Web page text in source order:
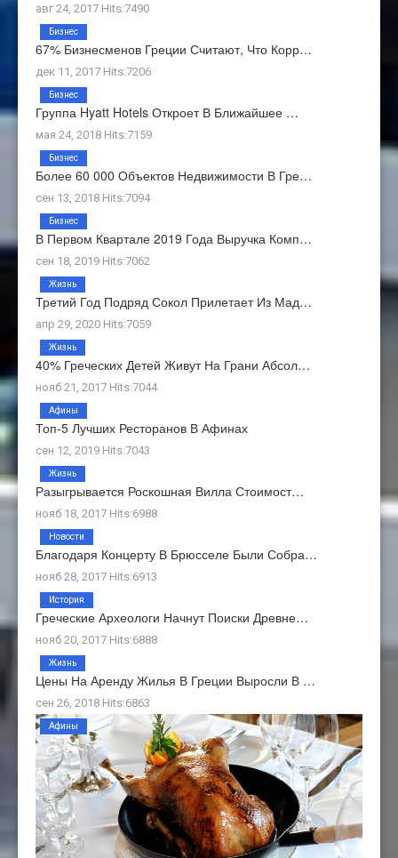
авг 24, 2017 Hits:7490
67% Бизнесменов Греции Считают, Что Корр…
дек 11, 2017 Hits:7206
Бизнес
Группа Hyatt Hotels Откроет В Ближайшее …
мая 24, 2018 Hits:7159
Бизнес
Более 60 000 Объектов Недвижимости В Гре…
сен 13, 2018 Hits:7094
Бизнес
В Первом Квартале 2019 Года Выручка Комп…
сен 18, 2019 Hits:7062
Бизнес
Третий Год Подряд Сокол Прилетает Из Мад…
апр 29, 2020 Hits:7059
Жизнь
40% Греческих Детей Живут На Грани Абсол…
нояб 21, 2017 Hits:7044
Жизнь
Топ-5 Лучших Ресторанов В Афинах
сен 12, 2019 Hits:7043
Афины
Разыгрывается Роскошная Вилла Стоимост…
нояб 18, 2017 Hits:6988
Жизнь
Благодаря Концерту В Брюсселе Были Собра…
нояб 28, 2017 Hits:6913
Новости
Греческие Археологи Начнут Поиски Древне…
нояб 20, 2017 Hits:6888
История
Цены На Аренду Жилья В Греции Выросли В …
сен 26, 2018 Hits:6863
Жизнь
Афины